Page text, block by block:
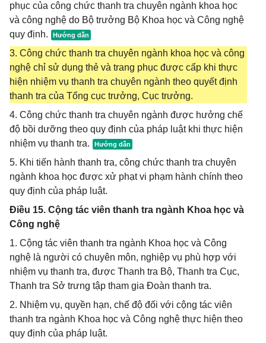
phục của công chức thanh tra chuyên ngành khoa học
và công nghệ do Bộ trưởng Bộ Khoa học và Công nghệ
quy định.
3. Công chức thanh tra chuyên ngành khoa học và công
nghệ chỉ sử dụng thẻ và trang phục được cấp khi thực
hiện nhiệm vụ thanh tra chuyên ngành theo quyết định
thanh tra của Tổng cục trưởng, Cục trưởng.
4. Công chức thanh tra chuyên ngành được hưởng chế
độ bồi dưỡng theo quy định của pháp luật khi thực hiện
nhiệm vụ thanh tra.
5. Khi tiến hành thanh tra, công chức thanh tra chuyên
ngành khoa học được xử phạt vi phạm hành chính theo
quy định của pháp luật.
Điều 15. Cộng tác viên thanh tra ngành Khoa học và
Công nghệ
1. Cộng tác viên thanh tra ngành Khoa học và Công
nghệ là người có chuyên môn, nghiệp vụ phù hợp với
nhiệm vụ thanh tra, được Thanh tra Bộ, Thanh tra Cục,
Thanh tra Sở trưng tập tham gia Đoàn thanh tra.
2. Nhiệm vụ, quyền hạn, chế độ đối với cộng tác viên
thanh tra ngành Khoa học và Công nghệ thực hiện theo
quy định của pháp luật.